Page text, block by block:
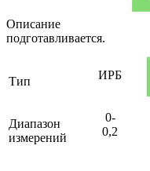
Описание
подготавливается.
Тип ИРБ
Диапазон
измерений
0-
0,2